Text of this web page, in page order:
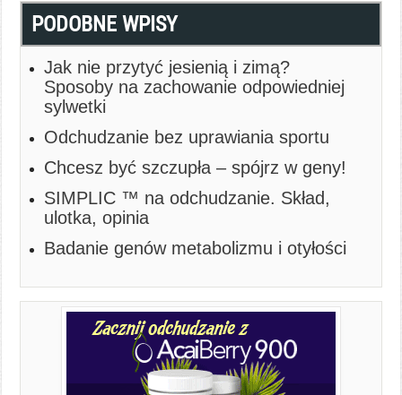
PODOBNE WPISY
Jak nie przytyć jesienią i zimą?
Sposoby na zachowanie odpowiedniej
sylwetki
Odchudzanie bez uprawiania sportu
Chcesz być szczupła – spójrz w geny!
SIMPLIC ™ na odchudzanie. Skład,
ulotka, opinia
Badanie genów metabolizmu i otyłości